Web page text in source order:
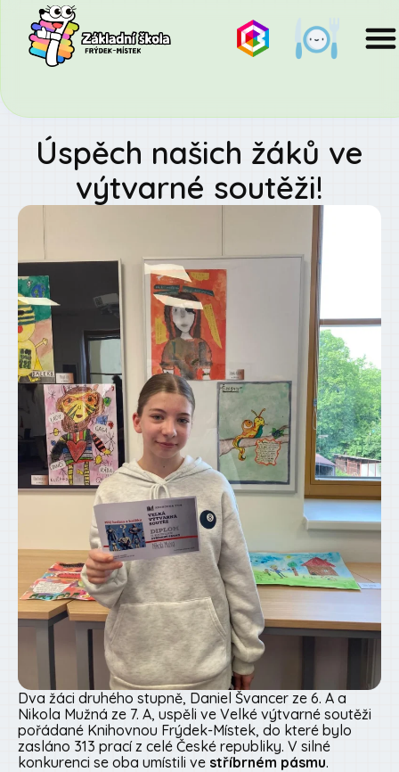
Úspěch našich žáků ve
výtvarné soutěži!
Dva žáci druhého stupně, Daniel Švancer ze 6. A a
Nikola Mužná ze 7. A, uspěli ve Velké výtvarné soutěži
pořádané Knihovnou Frýdek-Místek, do které bylo
zasláno 313 prací z celé České republiky. V silné
konkurenci se oba umístili ve stříbrném pásmu.